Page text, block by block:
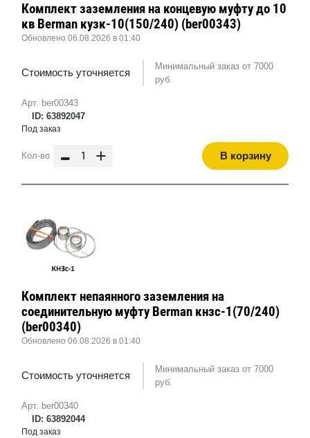
Арт. ber00343
ID: 63892047
Комплект заземления на концевую муфту до 10
кв Berman кузк-10(150/240) (ber00343)
Обновлено 06.08.2026 в 01:40
Стоимость уточняется
Минимальный заказ от 7000
руб.
Под заказ
Кол-во - + В корзину
Арт. ber00340
ID: 63892044
Комплект непаянного заземления на
соединительную муфту Berman кнзс-1(70/240)
(ber00340)
Обновлено 06.08.2026 в 01:40
Стоимость уточняется
Минимальный заказ от 7000
руб.
Под заказ